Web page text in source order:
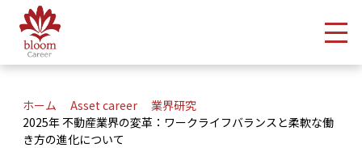
メ
ホーム Asset career
業界研究
2025年 不動産業界の変革：ワークライフバランスと柔軟な働
き方の進化について